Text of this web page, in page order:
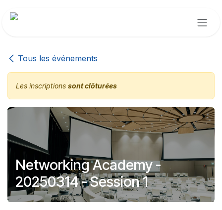
Tous les événements
Les inscriptions sont clôturées
Networking Academy -
20250314 - Session 1